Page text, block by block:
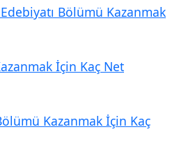
Bölümü Kazanmak
İçin Kaç Net
Kazanmak İçin Kaç